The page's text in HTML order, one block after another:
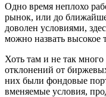
Одно время неплохо
рынок, или до
доволен условиями,
можно назвать
Хоть там и не так
отклонений от
них были фондовые
вменяемые условия,